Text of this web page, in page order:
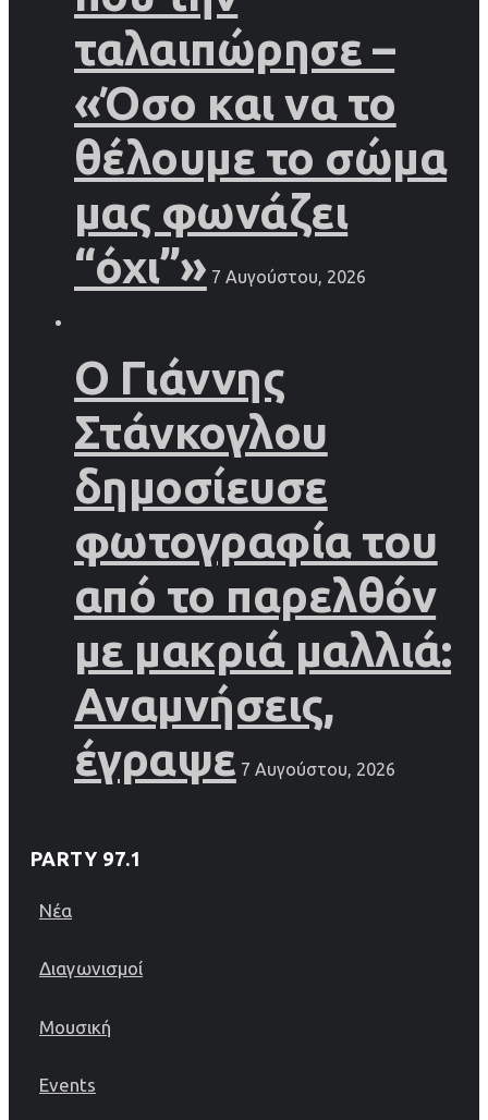
ταλαιπώρησε –
«Όσο και να το
θέλουμε το σώμα
μας φωνάζει
“όχι”» 7 Αυγούστου, 2026
Ο Γιάννης
Στάνκογλου
δημοσίευσε
φωτογραφία του
από το παρελθόν
με μακριά μαλλιά:
Αναμνήσεις,
έγραψε 7 Αυγούστου, 2026
PARTY 97.1
Νέα
Διαγωνισμοί
Μουσική
Events